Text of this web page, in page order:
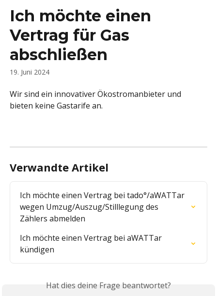
Ich möchte einen
Vertrag für Gas
abschließen
19. Juni 2024
Wir sind ein innovativer Ökostromanbieter und
bieten keine Gastarife an.
Verwandte Artikel
Ich möchte einen Vertrag bei tado°/aWATTar
wegen Umzug/Auszug/Stilllegung des
Zählers abmelden
Ich möchte einen Vertrag bei aWATTar
kündigen
Hat dies deine Frage beantwortet?